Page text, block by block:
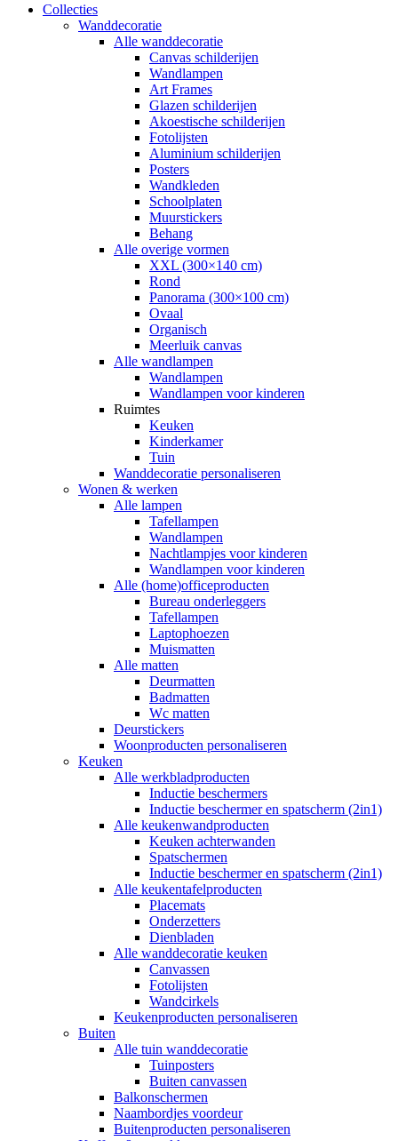
Collecties
Wanddecoratie
Alle wanddecoratie
Canvas schilderijen
Wandlampen
Art Frames
Glazen schilderijen
Akoestische schilderijen
Fotolijsten
Aluminium schilderijen
Posters
Wandkleden
Schoolplaten
Muurstickers
Behang
Alle overige vormen
XXL (300×140 cm)
Rond
Panorama (300×100 cm)
Ovaal
Organisch
Meerluik canvas
Alle wandlampen
Wandlampen
Wandlampen voor kinderen
Ruimtes
Keuken
Kinderkamer
Tuin
Wanddecoratie personaliseren
Wonen & werken
Alle lampen
Tafellampen
Wandlampen
Nachtlampjes voor kinderen
Wandlampen voor kinderen
Alle (home)officeproducten
Bureau onderleggers
Tafellampen
Laptophoezen
Muismatten
Alle matten
Deurmatten
Badmatten
Wc matten
Deurstickers
Woonproducten personaliseren
Keuken
Alle werkbladproducten
Inductie beschermers
Inductie beschermer en spatscherm (2in1)
Alle keukenwandproducten
Keuken achterwanden
Spatschermen
Inductie beschermer en spatscherm (2in1)
Alle keukentafelproducten
Placemats
Onderzetters
Dienbladen
Alle wanddecoratie keuken
Canvassen
Fotolijsten
Wandcirkels
Keukenproducten personaliseren
Buiten
Alle tuin wanddecoratie
Tuinposters
Buiten canvassen
Balkonschermen
Naambordjes voordeur
Buitenproducten personaliseren